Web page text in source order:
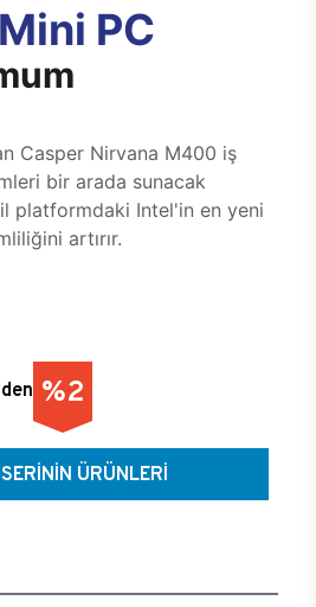
PC
Casper Nirvana M400 iş
bir arada sunacak
platformdaki Intel'in en yeni
artırır.
%2
SERİNİN ÜRÜNLERİ